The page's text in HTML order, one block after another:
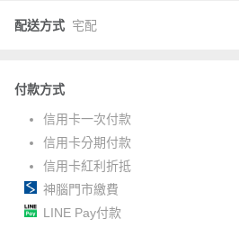
配送方式 宅配
付款方式
信用卡一次付款
信用卡分期付款
信用卡紅利折抵
神腦門市繳費
LINE Pay付款